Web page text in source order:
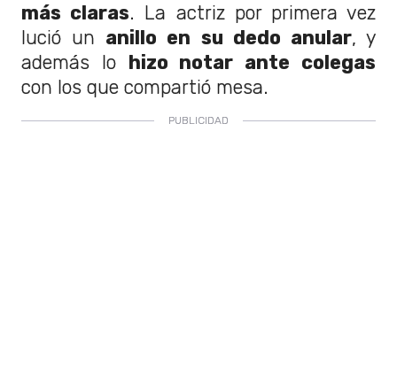
más claras. La actriz por primera vez
lució un anillo en su dedo anular, y
además lo hizo notar ante colegas
con los que compartió mesa.